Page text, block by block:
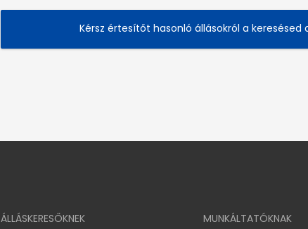
Kérsz értesítőt hasonló állásokról a keresésed
ÁLLÁSKERESŐKNEK MUNKÁLTATÓKNAK